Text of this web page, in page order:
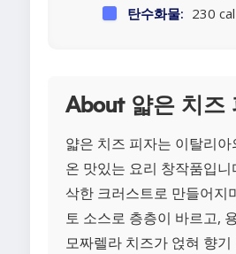
탄수화물: 230
About 얇은 치즈
얇은 치즈 피자는 이탈리
온 맛있는 요리 창작품입
삭한 크러스트로 만들어지
토 소스로 층층이 바르고,
모짜렐라 치즈가 얹혀 향기